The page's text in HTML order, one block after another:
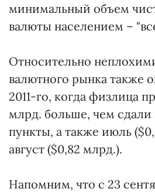
минимальный объем
валюты населением –
Относительно
валютного рынка также
2011-го, когда физлица
млрд. больше, чем
пункты, а также июль
август ($0,82 млрд.).
Напомним, что с 23